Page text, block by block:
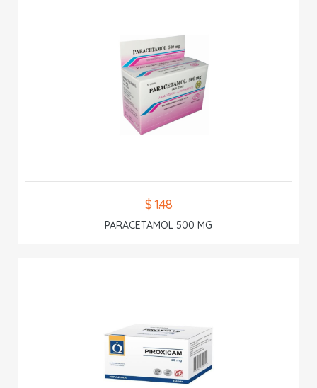
$ 1.48
PARACETAMOL 500 MG